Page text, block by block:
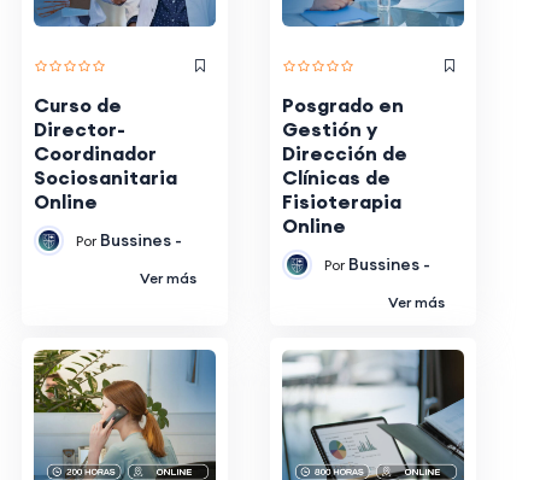
Curso de
Director-
Coordinador
Sociosanitaria
Online
Por Bussines -
Ver más
Posgrado en
Gestión y
Dirección de
Clínicas de
Fisioterapia
Online
Por Bussines -
Ver más